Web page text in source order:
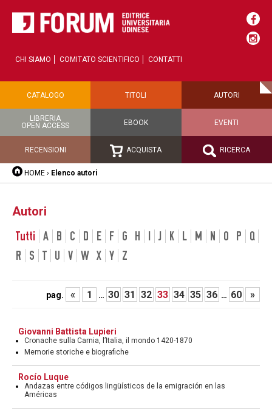
CHI SIAMO COMITATO SCIENTIFICO CONTATTI
CATALOGO TITOLI AUTORI
LIBRERIA
OPEN ACCESS
EBOOK EVENTI
RECENSIONI ACQUISTA RICERCA
HOME › Elenco autori
Autori
Tutti A B C D E F G H I J K L M N O P
Q
R
S T U V W X Y Z
pag. « 1 … 30 31 32 33 34 35 36 … 60 »
Giovanni Battista Lupieri
Cronache sulla Carnia, l’Italia, il mondo 1420-1870
Memorie storiche e biografiche
Rocío Luque
Andazas entre códigos lingüísticos de la emigración en las
Américas